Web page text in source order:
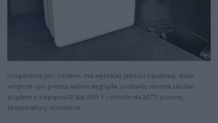
Urządzenie jest solidne, ma wysokiej jakości obudowę, duże
wnętrze i po prostu ładnie wygląda. Lodówkę można zasilać
prądem o napięciu 12 lub 230 V i chłodzi do 20°C poniżej
temperatury otoczenia.